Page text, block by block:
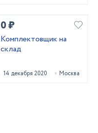
0 ₽
Комплектовщик на
склад
14 декабря 2020 Москва